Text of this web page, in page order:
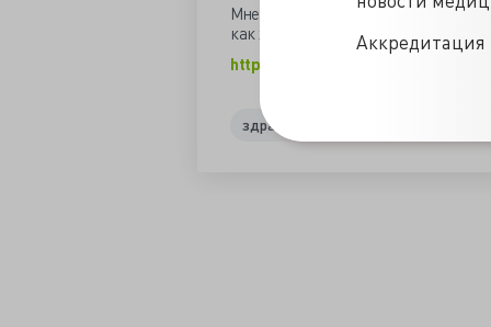
Аккредитация
Мне не жалко. Я подписывала,
как же это напоминает очередной
https://valkiriarf.livejournal.com/
здравоохранение